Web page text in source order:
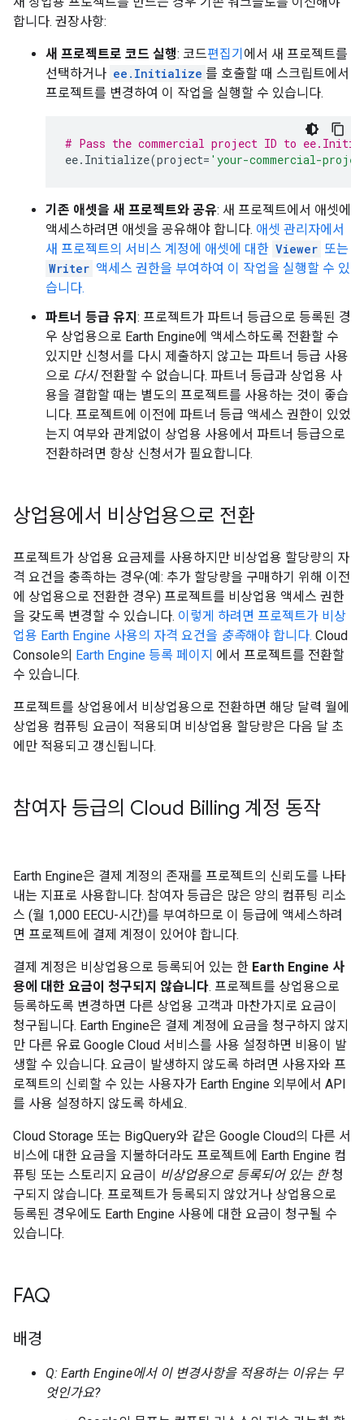
합니다. 권장사항:
새 프로젝트로 코드 실행: 코드편집기 에서 새 프로젝트를
선택하거나 ee.Initialize 를 호출할 때 스크립트에서
프로젝트를 변경하여 이 작업을 실행할 수 있습니다.
# Pass the commercial project ID to
ee. Initialize(project= 'your-commercial-
기존 애셋을 새 프로젝트와 공유: 새 프로젝트에서 애셋에
액세스하려면 애셋을 공유해야 합니다. 애셋 관리자에서
새 프로젝트의 서비스 계정에 애셋에 대한 Viewer 또는
Writer 액세스 권한을 부여하여 이 작업을 실행할 수 있
습니다.
파트너 등급 유지 : 프로젝트가 파트너 등급으로 등록된 경
우 상업용으로 Earth Engine에 액세스하도록 전환할 수
있지만 신청서를 다시 제출하지 않고는 파트너 등급 사용
으로 다시전환할 수 없습니다. 파트너 등급과 상업용 사
용을 결합할 때는 별도의 프로젝트를 사용하는 것이 좋습
니다. 프로젝트에 이전에 파트너 등급 액세스 권한이 있었
는지 여부와 관계없이 상업용 사용에서 파트너 등급으로
전환하려면 항상 신청서가 필요합니다.
상업용에서 비상업용으로 전환
프로젝트가 상업용 요금제를 사용하지만 비상업용 할당량의 자
격 요건을 충족하는 경우(예: 추가 할당량을 구매하기 위해 이전
에 상업용으로 전환한 경우) 프로젝트를 비상업용 액세스 권한
을 갖도록 변경할 수 있습니다. 이렇게 하려면 프로젝트가 비상
업용 Earth Engine 사용의 자격 요건을 충족해야 합니다. Cloud
Console의 Earth Engine 등록 페이지 에서 프로젝트를 전환할
수 있습니다.
프로젝트를 상업용에서 비상업용으로 전환하면 해당 달력 월에
상업용 컴퓨팅 요금이 적용되며 비상업용 할당량은 다음 달 초
에만 적용되고 갱신됩니다.
참여자 등급의 Cloud Billing 계정 동작
Earth Engine은 결제 계정의 존재를 프로젝트의 신뢰도를 나타
내는 지표로 사용합니다. 참여자 등급은 많은 양의 컴퓨팅 리소
스 (월 1,000 EECU-시간)를 부여하므로 이 등급에 액세스하려
면 프로젝트에 결제 계정이 있어야 합니다.
결제 계정은 비상업용으로 등록되어 있는 한 Earth Engine 사
용에 대한 요금이 청구되지 않습니다. 프로젝트를 상업용으로
등록하도록 변경하면 다른 상업용 고객과 마찬가지로 요금이
청구됩니다. Earth Engine은 결제 계정에 요금을 청구하지 않지
만 다른 유료 Google Cloud 서비스를 사용 설정하면 비용이 발
생할 수 있습니다. 요금이 발생하지 않도록 하려면 사용자와 프
로젝트의 신뢰할 수 있는 사용자가 Earth Engine 외부에서 API
를 사용 설정하지 않도록 하세요.
Cloud Storage 또는 BigQuery와 같은 Google Cloud의 다른 서
비스에 대한 요금을 지불하더라도 프로젝트에 Earth Engine 컴
퓨팅 또는 스토리지 요금이
비상업용으로 등록되어 있는 한청
구되지 않습니다. 프로젝트가 등록되지 않았거나 상업용으로
등록된 경우에도 Earth Engine 사용에 대한 요금이 청구될 수
있습니다.
FAQ
배경
Q: Earth Engine에서 이 변경사항을 적용하는 이유는 무
엇인가요?